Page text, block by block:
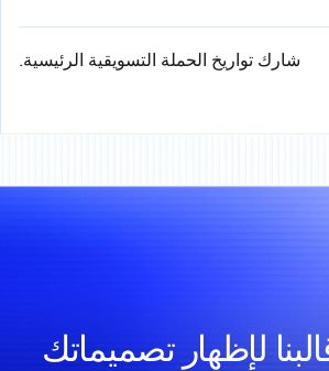
شارك تواريخ الحملة التسويقية الرئيسية.
لإظهار تصميماتك